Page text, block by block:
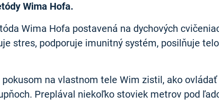
Wima Hofa.
Wima Hofa postavená na dychových
stres, podporuje imunitný systém, posilňuje
na vlastnom tele Wim zistil, ako
Preplával niekoľko stoviek metrov pod